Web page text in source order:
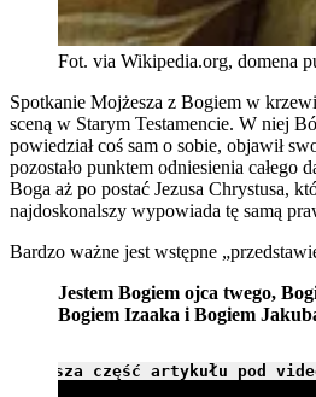
Fot. via Wikipedia.org, domena
Spotkanie Mojżesza z Bogiem w
sceną w Starym Testamencie. W niej
powiedział coś sam o sobie, objawił
pozostało punktem odniesienia całego
Boga aż po postać Jezusa Chrystusa,
najdoskonalszy wypowiada tę samą
Bardzo ważne jest wstępne
Jestem Bogiem ojca twego,
Bogiem Izaaka i Bogiem
Dalsza część artykułu pod